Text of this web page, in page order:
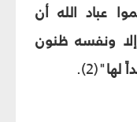
عباد الله أن
ونفسه ظنون
لها"(2).